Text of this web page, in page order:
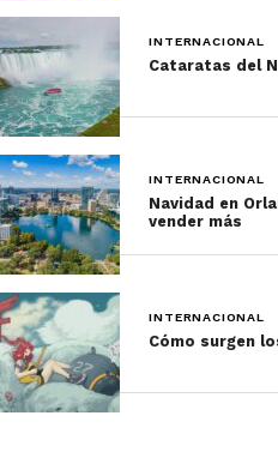
Cartagena,
INTERNACIONAL
Cataratas del
INTERNACIONAL
Navidad en
vender más
INTERNACIONAL
Cómo surgen